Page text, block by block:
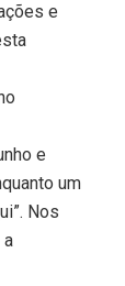
e
e
um
Nos
a